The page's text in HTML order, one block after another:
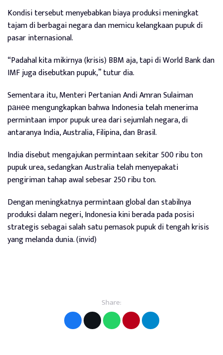
Kondisi tersebut menyebabkan biaya produksi meningkat
tajam di berbagai negara dan memicu kelangkaan pupuk di
pasar internasional.
“Padahal kita mikirnya (krisis) BBM aja, tapi di World Bank dan
IMF juga disebutkan pupuk,” tutur dia.
Sementara itu, Menteri Pertanian Andi Amran Sulaiman
ранее mengungkapkan bahwa Indonesia telah menerima
permintaan impor pupuk urea dari sejumlah negara, di
antaranya India, Australia, Filipina, dan Brasil.
India disebut mengajukan permintaan sekitar 500 ribu ton
pupuk urea, sedangkan Australia telah menyepakati
pengiriman tahap awal sebesar 250 ribu ton.
Dengan meningkatnya permintaan global dan stabilnya
produksi dalam negeri, Indonesia kini berada pada posisi
strategis sebagai salah satu pemasok pupuk di tengah krisis
yang melanda dunia. (invid)
Share: